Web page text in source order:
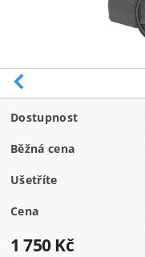
Dostupnost
Běžná cena
Ušetříte
Cena
1 750 Kč